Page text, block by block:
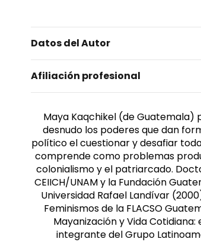
Datos del Autor
Afiliación profesional
Maya Kaqchikel (de
desnudo los poderes que dan
político el cuestionar y desafiar
comprende como problemas
colonialismo y el patriarcado.
CEIICH/UNAM y la Fundación
Universidad Rafael Landívar
Feminismos de la FLACSO
Mayanización y Vida
integrante del Grupo